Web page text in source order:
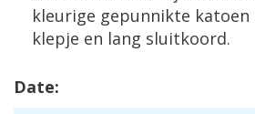
kleurige gepunnikte katoen
klepje en lang sluitkoord.
Date: